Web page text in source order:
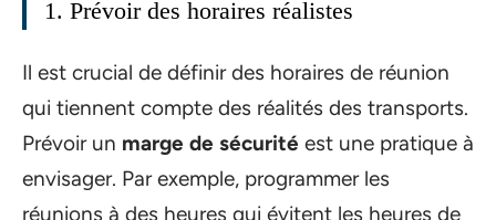
1. Prévoir des horaires réalistes
Il est crucial de définir des horaires de réunion
qui tiennent compte des réalités des transports.
Prévoir un marge de sécurité est une pratique à
envisager. Par exemple, programmer les
réunions à des heures qui évitent les heures de